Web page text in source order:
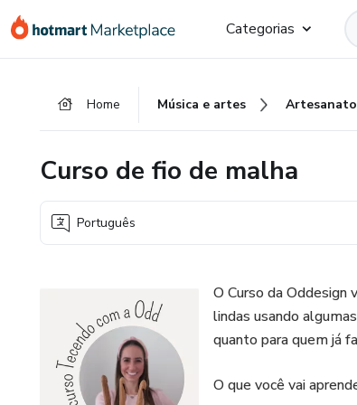
para
para
para
Categorias
Home Música e artes Artesanato
Curso de fio de malha
Português
O Curso da Oddesign
lindas usando
quanto para quem já
O que você vai